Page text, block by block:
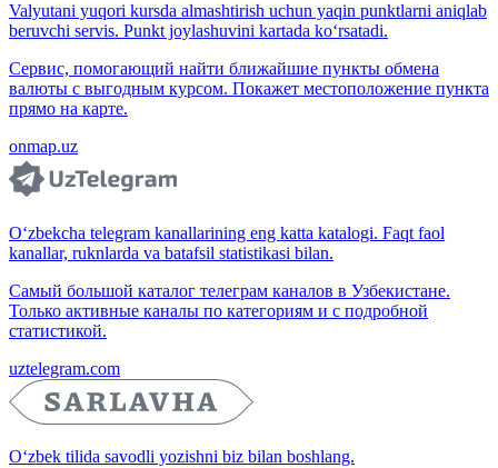
Valyutani yuqori kursda almashtirish uchun yaqin punktlarni aniqlab
beruvchi servis. Punkt joylashuvini kartada ko‘rsatadi.
Сервис, помогающий найти ближайшие пункты обмена
валюты с выгодным курсом. Покажет местоположение пункта
прямо на карте.
onmap.uz
O‘zbekcha telegram kanallarining eng katta katalogi. Faqt faol
kanallar, ruknlarda va batafsil statistikasi bilan.
Самый большой каталог телеграм каналов в Узбекистане.
Только активные каналы по категориям и с подробной
статистикой.
uztelegram.com
O‘zbek tilida savodli yozishni biz bilan boshlang.